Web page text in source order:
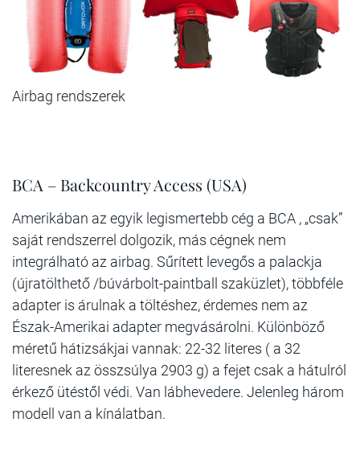
Airbag rendszerek
BCA – Backcountry Access (USA)
Amerikában az egyik legismertebb cég a BCA , „csak”
saját rendszerrel dolgozik, más cégnek nem
integrálható az airbag. Sűrített levegős a palackja
(újratölthető /búvárbolt-paintball szaküzlet), többféle
adapter is árulnak a töltéshez, érdemes nem az
Észak-Amerikai adapter megvásárolni. Különböző
méretű hátizsákjai vannak: 22-32 literes ( a 32
literesnek az összsúlya 2903 g) a fejet csak a hátulról
érkező ütéstől védi. Van lábhevedere. Jelenleg három
modell van a kínálatban.